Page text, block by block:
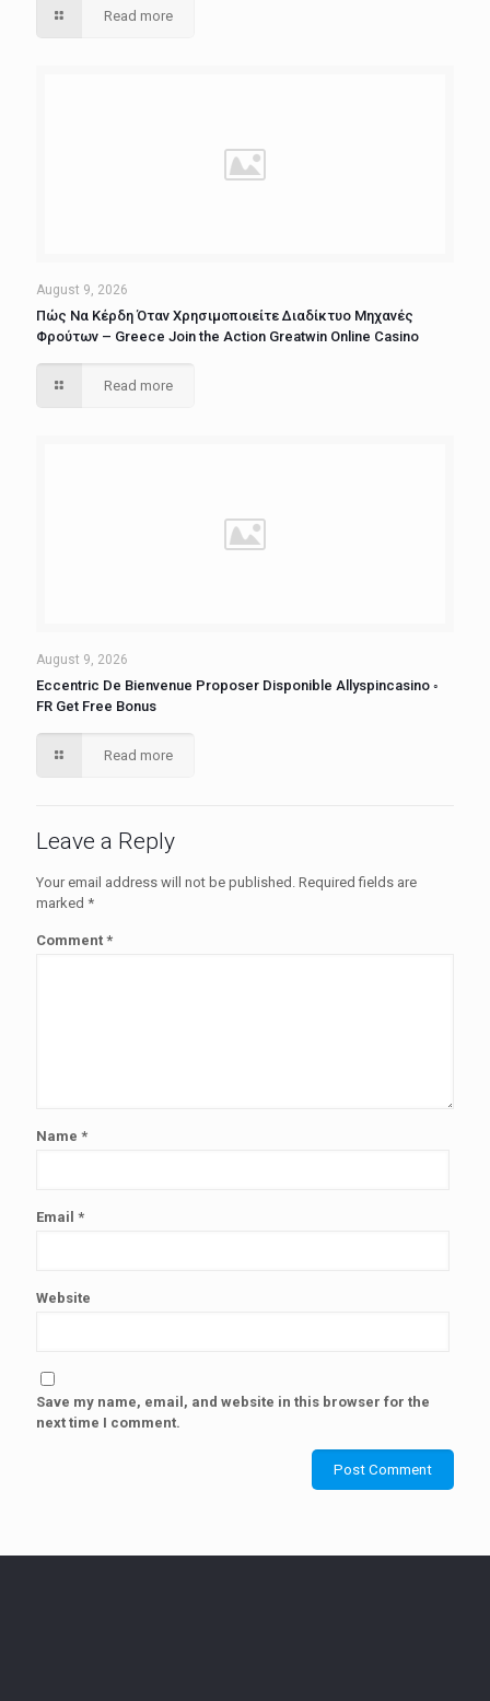
Read more
August 9, 2026
Πώς Να Κέρδη Όταν Χρησιμοποιείτε Διαδίκτυο Μηχανές
Φρούτων – Greece Join the Action Greatwin Online Casino
Read more
August 9, 2026
Eccentric De Bienvenue Proposer Disponible Allyspincasino ◦
FR Get Free Bonus
Read more
Leave a Reply
Your email address will not be published. Required fields are
marked *
Comment *
Name *
Email *
Website
Save my name, email, and website in this browser for the
next time I comment.